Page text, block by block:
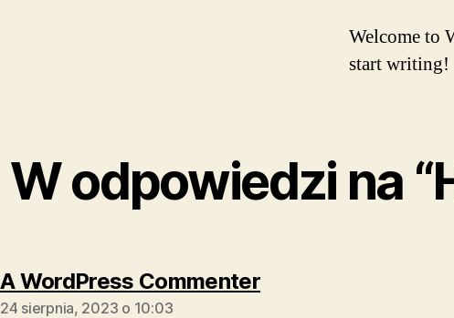
Welcome to
start writing!
W odpowiedzi na
A WordPress Commenter
24 sierpnia, 2023 o 10:03